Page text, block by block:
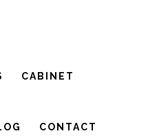
CABINET
CONTACT